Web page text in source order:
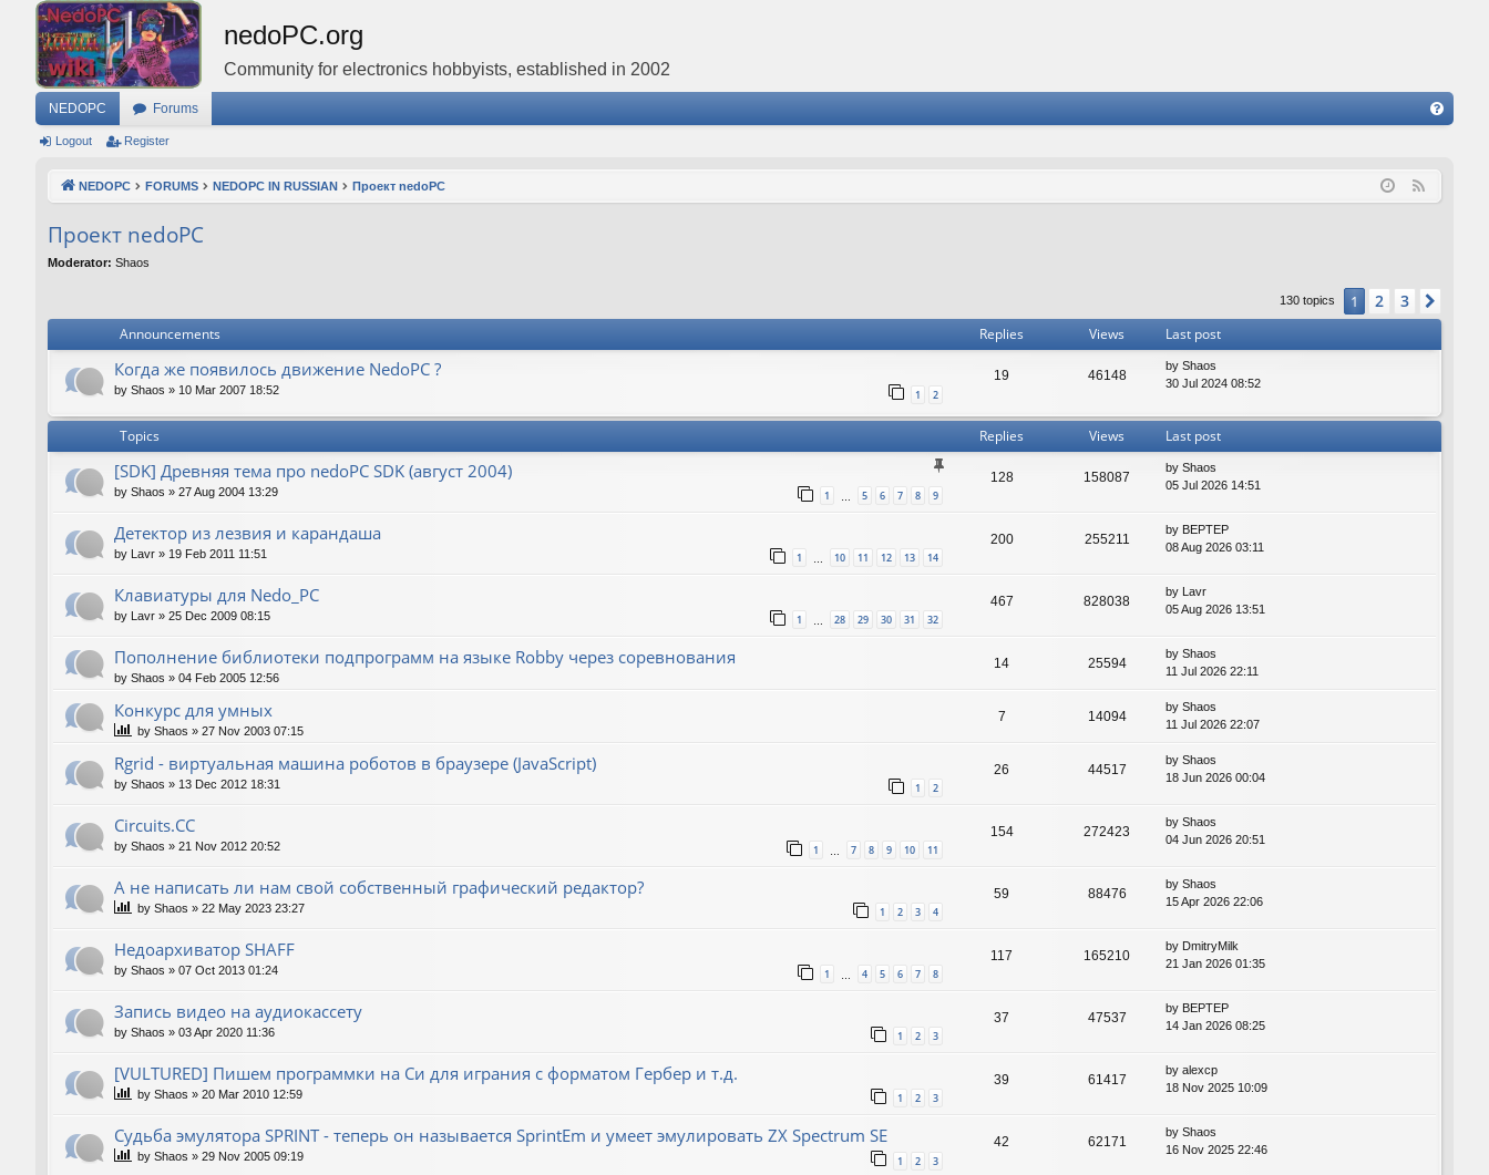
nedoPC.org
Community for electronics hobbyists, established in 2002
NEDOPC Forums
Q
Logout Register
NEDOPC FORUMS NEDOPC IN RUSSIAN Проект nedoPC
Проект nedoPC
Moderator: Shaos
130 topics 1 2 3
Announcements Replies Views Last post
Когда же появилось движение NedoPC ?
by Shaos » 10 Mar 2007 18:52 1 2
19 46148
by Shaos
30 Jul 2024 08:52
Topics Replies Views Last post
[SDK] Древняя тема про nedoPC SDK (август 2004)
by Shaos » 27 Aug 2004 13:29 1 5 6 7 8 9
128 158087
by Shaos
05 Jul 2026 14:51
Детектор из лезвия и карандаша
by Lavr » 19 Feb 2011 11:51 1 10 11 12 13 14
200 255211
by BEPTEP
08 Aug 2026 03:11
Клавиатуры для Nedo_PC
by Lavr » 25 Dec 2009 08:15 1 28 29 30 31 32
467 828038
by Lavr
05 Aug 2026 13:51
Пополнение библиотеки подпрограмм на языке Robby через соревнования
by Shaos » 04 Feb 2005 12:56
14 25594
by Shaos
11 Jul 2026 22:11
Конкурс для умных
by Shaos » 27 Nov 2003 07:15
7 14094
by Shaos
11 Jul 2026 22:07
Rgrid - виртуальная машина роботов в браузере (JavaScript)
by Shaos » 13 Dec 2012 18:31 1 2
26 44517
by Shaos
18 Jun 2026 00:04
Circuits.CC
by Shaos » 21 Nov 2012 20:52 1 … 7 8 9 10 11
154 272423
by Shaos
04 Jun 2026 20:51
А не написать ли нам свой собственный графический редактор?
by Shaos » 22 May 2023 23:27 1 2 3 4
59 88476
by Shaos
15 Apr 2026 22:06
Недоархиватор SHAFF
by Shaos » 07 Oct 2013 01:24 1 … 4 5 6 7 8
117 165210
by DmitryMilk
21 Jan 2026 01:35
Запись видео на аудиокассету
by Shaos » 03 Apr 2020 11:36 1 2 3
37 47537
by BEPTEP
14 Jan 2026 08:25
[VULTURED] Пишем программки на Си для играния с форматом Гербер и т.д.
by Shaos » 20 Mar 2010 12:59 1 2 3
39 61417
by alexcp
18 Nov 2025 10:09
Судьба эмулятора SPRINT - теперь он называется SprintEm и умеет эмулировать ZX Spectrum SE
by Shaos » 29 Nov 2005 09:19 1 2 3
42 62171
by Shaos
16 Nov 2025 22:46